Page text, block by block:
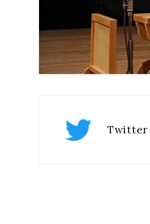
Twitter